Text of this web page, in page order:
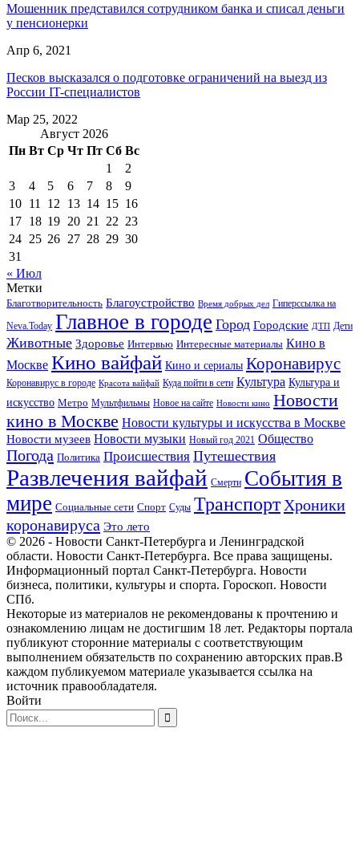
Мошенник представился сотрудником банка и списал деньги
у пенсионерки
Апр 6, 2021
Песков высказался о подготовке ограничений на выезд из
России IT-специалистов
Мар 25, 2022
Август 2026
Пн Вт Ср Чт Пт Сб Вс
1
2
3
4 5 6 7 8
9
10 11 12 13 14 15 16
17 18 19 20 21 22 23
24 25 26 27 28 29 30
31
« Июл
Метки
Благотворительность Благоустройство Время добрых дел Гиперссылка на
Neva.Today Главное в городе Город Городские ДТП Дети
Животные Здоровье Интервью Интересные материалы Кино в
Москве Кино вайфай Кино и сериалы Коронавирус
Коронавирус в городе Красота вайфай Куда пойти в сети Культура Культура и
искусство Метро Мультфильмы Новое на сайте Новости кино Новости
кино в Москве Новости культуры и искусства в Москве
Новости музеев Новости музыки Новый год 2021 Общество
Погода Политика Происшествия Путешествия
Развлечения вайфай Смерти События в
мире Социальные сети Спорт Суды Транспорт Хроники
коронавируса Это лето
© 2026 - Новости Санкт-Петербурга и Ленинградской
области. Новости Санкт-Петербурга. Все права защищены.
Информационный портал Санкт-Петербурга. Новости
бизнеса, политики, культуры и спорта. Гороскоп. Новости
СПб.
Некоторые из материалов не рекомендованы к прочтению и
ознакомлению лицам не достигшим 18 лет. Редакторы портала
публикуют сторонние материалы с соответствующим
выполнением обязательств по сохранению авторских прав.В
каждом публикуемом материале указывается ссылка на
источник правообладателя.
Войти